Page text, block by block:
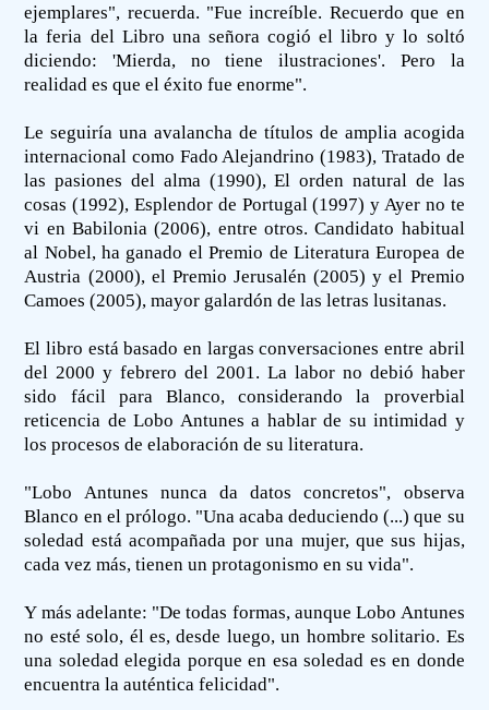
ejemplares", recuerda. "Fue increíble. Recuerdo que en
la feria del Libro una señora cogió el libro y lo soltó
diciendo: 'Mierda, no tiene ilustraciones'. Pero la
realidad es que el éxito fue enorme".
Le seguiría una avalancha de títulos de amplia acogida
internacional como Fado Alejandrino (1983), Tratado de
las pasiones del alma (1990), El orden natural de las
cosas (1992), Esplendor de Portugal (1997) y Ayer no te
vi en Babilonia (2006), entre otros. Candidato habitual
al Nobel, ha ganado el Premio de Literatura Europea de
Austria (2000), el Premio Jerusalén (2005) y el Premio
Camoes (2005), mayor galardón de las letras lusitanas.
El libro está basado en largas conversaciones entre abril
del 2000 y febrero del 2001. La labor no debió haber
sido fácil para Blanco, considerando la proverbial
reticencia de Lobo Antunes a hablar de su intimidad y
los procesos de elaboración de su literatura.
"Lobo Antunes nunca da datos concretos", observa
Blanco en el prólogo. "Una acaba deduciendo (...) que su
soledad está acompañada por una mujer, que sus hijas,
cada vez más, tienen un protagonismo en su vida".
Y más adelante: "De todas formas, aunque Lobo Antunes
no esté solo, él es, desde luego, un hombre solitario. Es
una soledad elegida porque en esa soledad es en donde
encuentra la auténtica felicidad".